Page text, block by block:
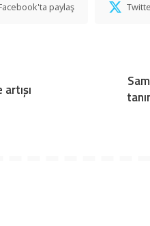
paylaş